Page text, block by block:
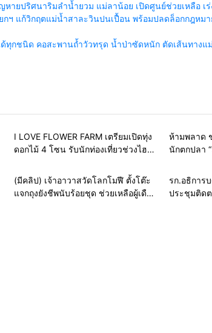
ายปริศนาริมลำน้ำยวม แม่ลาน้อย เปิดศูนย์ช่วยเหลือ เ
กฯ แก้วิกฤตแม่น้ำสาละวินปนเปื้อน พร้อมปลดล็อกกฎห
ทุกชนิด คอสะพานถ้ำวัวทรุด น้ำป่าซัดหนัก ตัดเส้นทางแ
Home ท่องเที่ยวทั่วโลก
I LOVE FLOWER FARM เตรียมเปิดทุ่ง
ดอกไม้ 4 โซน รับนักท่องเที่ยวช่วงไฮซี
ห้ามพลาด
นักตกปลา
สายธรรมะ-พระเครื่อง
(มีคลิป) เจ้าอาวาสวัดโลกโมฬี ตั้งโต๊ะ
แจกถุงยังชีพนับร้อยชุด ช่วยเหลือผู้เดือด
รก.อธิการ
ประชุมติด